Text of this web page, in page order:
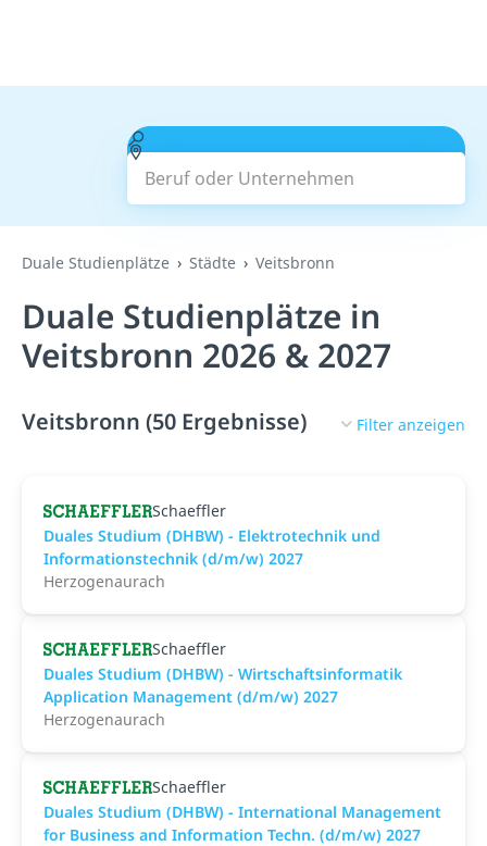
Beruf oder Unternehmen
Suchen
Duale Studienplätze Städte Veitsbronn
Duale Studienplätze in
Veitsbronn 2026 & 2027
Veitsbronn (50 Ergebnisse) Filter anzeigen
Schaeffler
Duales Studium (DHBW) - Elektrotechnik und
Informationstechnik (d/m/w) 2027
Herzogenaurach
Schaeffler
Duales Studium (DHBW) - Wirtschaftsinformatik
Application Management (d/m/w) 2027
Herzogenaurach
Schaeffler
Duales Studium (DHBW) - International Management
for Business and Information Techn. (d/m/w) 2027